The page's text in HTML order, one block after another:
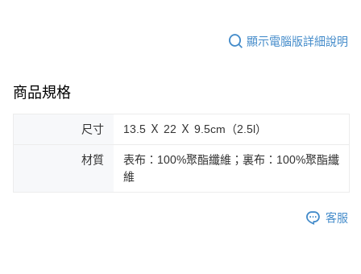
顯示電腦版詳細說明
商品規格
尺寸 13.5 Ｘ 22 Ｘ 9.5cm（2.5l）
材質
表布：100%聚酯纖維；裏布：100%聚酯纖
維
客服